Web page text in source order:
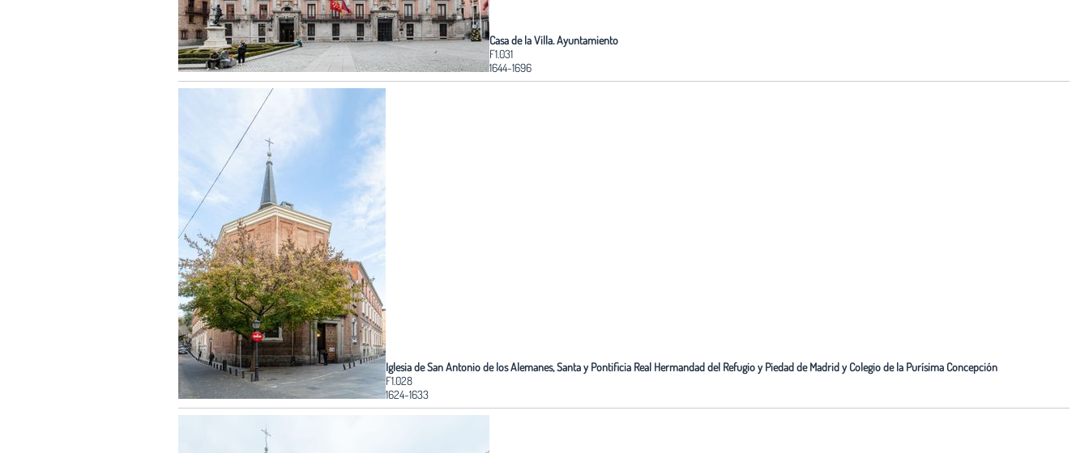
Casa de la Villa. Ayuntamiento
F1.031
1644-1696
Iglesia de San Antonio de los Alemanes, Santa y Pontificia Real Hermandad del Refugio y Piedad de Madrid y Colegio de la Purísima Concepción
F1.028
1624-1633